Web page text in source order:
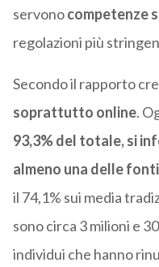
servonocompetenze
regolazioni più
Secondo il rapporto
soprattutto online.
93,3% del totale, si
almeno una delle
il 74,1% sui media
sono circa 3 milioni e
individui che hanno